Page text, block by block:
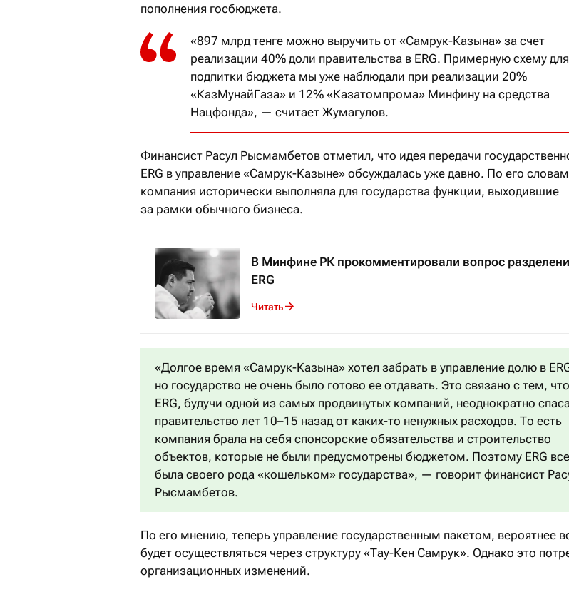
пополнения госбюджета.
«897 млрд тенге можно выручить от «Самрук-Казына» за счет
реализации 40% доли правительства в ERG. Примерную схему для
подпитки бюджета мы уже наблюдали при реализации 20%
«КазМунайГаза» и 12% «Казатомпрома» Минфину на средства
Нацфонда», — считает Жумагулов.
Финансист Расул Рысмамбетов отметил, что идея передачи
ERG в управление «Самрук-Казыне» обсуждалась уже давно. По его
компания исторически выполняла для государства функции, выходившие
за рамки обычного бизнеса.
В Минфине РК прокомментировали вопрос
ERG
Читать
«Долгое время «Самрук-Казына» хотел забрать в управление долю в
но государство не очень было готово ее отдавать. Это связано с тем, что
ERG, будучи одной из самых продвинутых компаний, неоднократно
правительство лет 10–15 назад от каких-то ненужных расходов. То есть
компания брала на себя спонсорские обязательства и строительство
объектов, которые не были предусмотрены бюджетом. Поэтому ERG
была своего рода «кошельком» государства», — говорит финансист
Рысмамбетов.
По его мнению, теперь управление государственным пакетом, вероятнее
будет осуществляться через структуру «Тау-Кен Самрук». Однако это
организационных изменений.